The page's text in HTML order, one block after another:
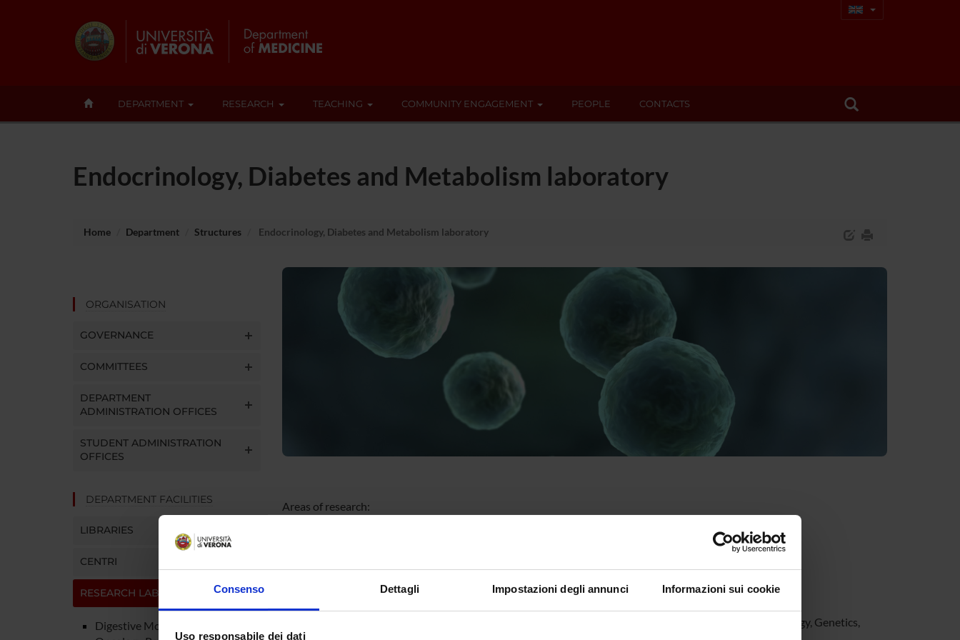
Consenso Dettagli Impostazioni degli annunci Informazioni sui cookie
Uso responsabile dei dati
DEPARTMENT RESEARCH TEACHING COMMUNITY ENGAGEMENT PEOPLE CONTACTS
Endocrinology, Diabetes and Metabolism laboratory
Home Department Structures Endocrinology, Diabetes and Metabolism laboratory
ORGANISATION
GOVERNANCE
COMMITTEES
DEPARTMENT
ADMINISTRATION OFFICES
STUDENT ADMINISTRATION
OFFICES
DEPARTMENT FACILITIES
LIBRARIES
CENTRI
RESEARCH LABORATORIES
Digestive Molecular Clinical
Areas of research:
Risk factors of chronic complications of diabetes.
The laboratory has collaborations with the laboratories of Paediatrics, Dermatology, Nephrology, Cardiology, Genetics,